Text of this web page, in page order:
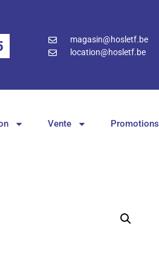
magasin@hosletf.be
location@hosletf.be
Vente Promotions